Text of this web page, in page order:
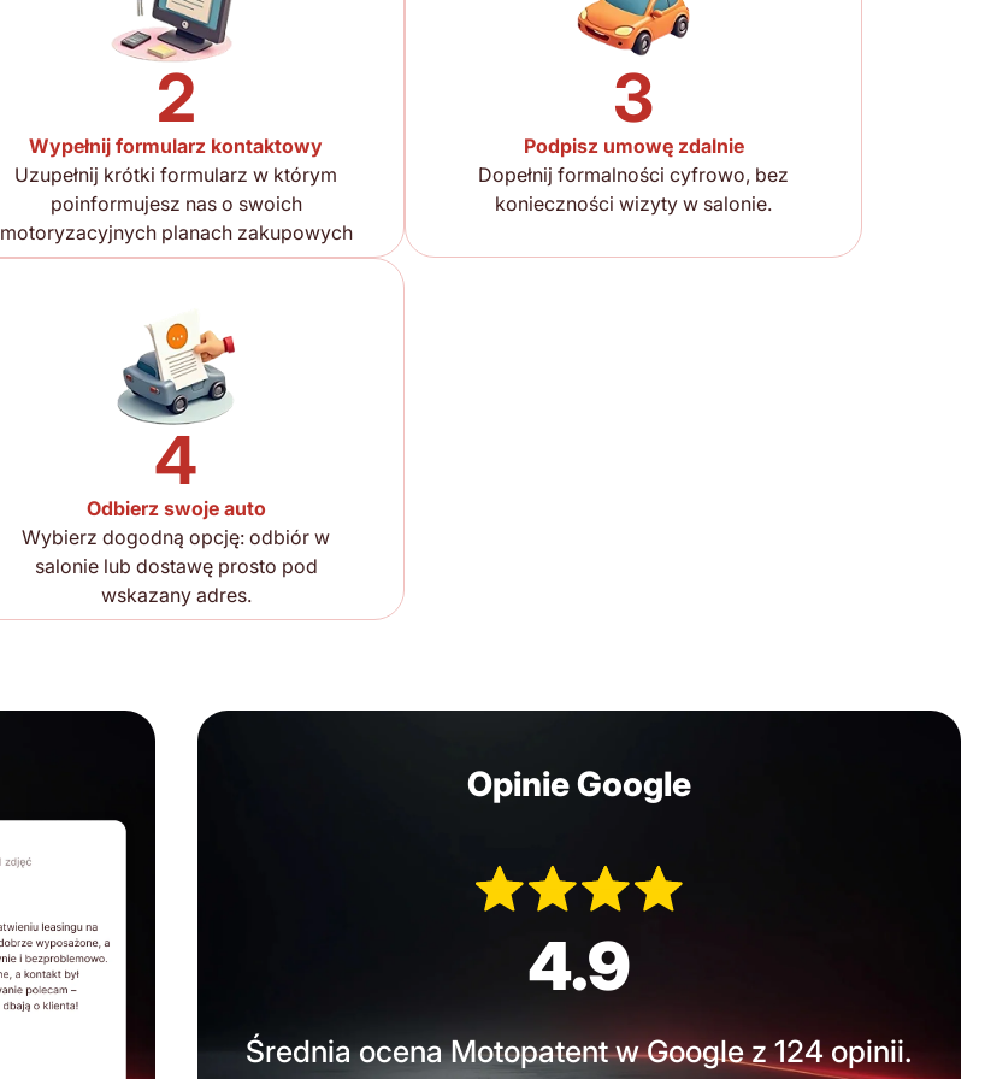
2
Wypełnij formularz kontaktowy
Uzupełnij krótki formularz w którym
poinformujesz nas o swoich
motoryzacyjnych planach zakupowych
3
Podpisz umowę zdalnie
Dopełnij formalności cyfrowo, bez
konieczności wizyty w salonie.
4
Odbierz swoje auto
Wybierz dogodną opcję: odbiór w
salonie lub dostawę prosto pod
wskazany adres.
Opinie Google
4.9
Średnia ocena Motopatent w Google z 124 opinii.